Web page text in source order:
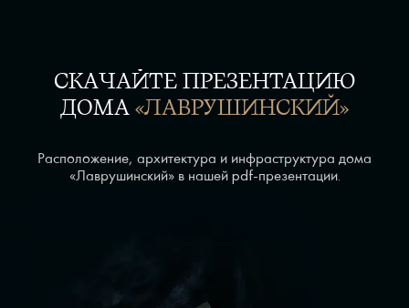
СКАЧАЙТЕ ПРЕЗЕНТАЦИЮ
ДОМА «ЛАВРУШИНСКИЙ»
Расположение, архитектура и инфраструктура дома
«Лаврушинский» в нашей pdf-презентации.